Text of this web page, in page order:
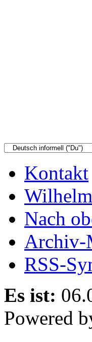
Kontakt
Nach
Archiv-
RSS-
Es ist:
Powered